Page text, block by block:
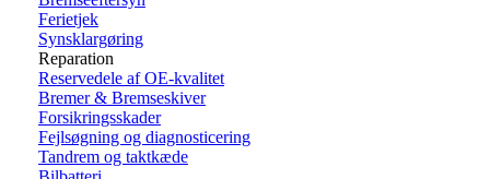
Ferietjek
Synsklargøring
Reparation
Reservedele af OE-kvalitet
Bremer & Bremseskiver
Forsikringsskader
Fejlsøgning og diagnosticering
Tandrem og taktkæde